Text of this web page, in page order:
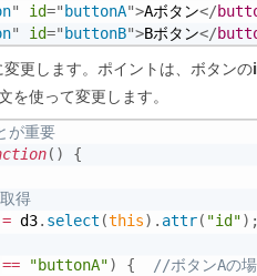
" id=" buttonA">Aボタン</
" id=" buttonB">Bボタン</
更します。ポイントは、ボタンの
使って変更します。
重要
( ) {
得
= d3. select (this) . attr( "id") ;
== "buttonA") {
//ボタンAの場